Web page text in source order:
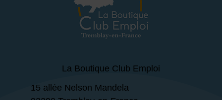
La Boutique Club Emploi
15 allée Nelson Mandela